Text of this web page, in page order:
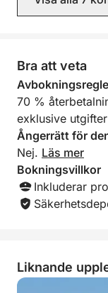
motorn, rulla ut
är det mest
Båten ligger
med dig på en
kusten och
Bra att veta
70 %
exklusive
Ångerrätt för
Nej. Läs mer
Bokningsvillkor
Inkluderar
Liknande